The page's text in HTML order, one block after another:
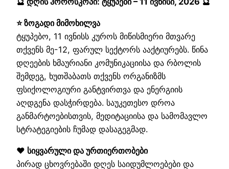
⭐ ზოგადი მიმოხილვა
ტყუპებო, 11 ივნისს კუროს მიწისმიერი მთვარე
თქვენს მე-12, ფარულ სექტორს ააქტიურებს. წინა
დღეების ხმაურიანი კომუნიკაციისა და რბოლის
შემდეგ, ხუთშაბათს თქვენს ორგანიზმს
ფსიქოლოგიური განტვირთვა და ენერგიის
აღდგენა დასჭირდება. საუკეთესო დროა
განმარტოებისთვის, მედიტაციისა და სამომავლო
სტრატეგიების ჩუმად დასაგეგმად.
❤️ სიყვარული და ურთიერთობები
პირად ცხოვრებაში დღეს საიდუმლოებები და